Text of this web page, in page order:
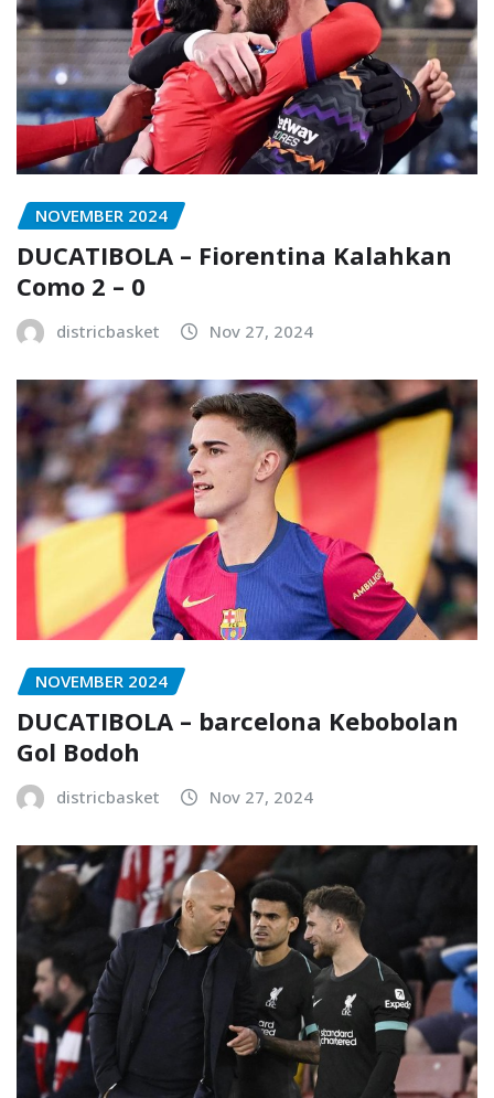
NOVEMBER 2024
DUCATIBOLA – Fiorentina Kalahkan
Como 2 – 0
districbasket Nov 27, 2024
NOVEMBER 2024
DUCATIBOLA – barcelona Kebobolan
Gol Bodoh
districbasket Nov 27, 2024